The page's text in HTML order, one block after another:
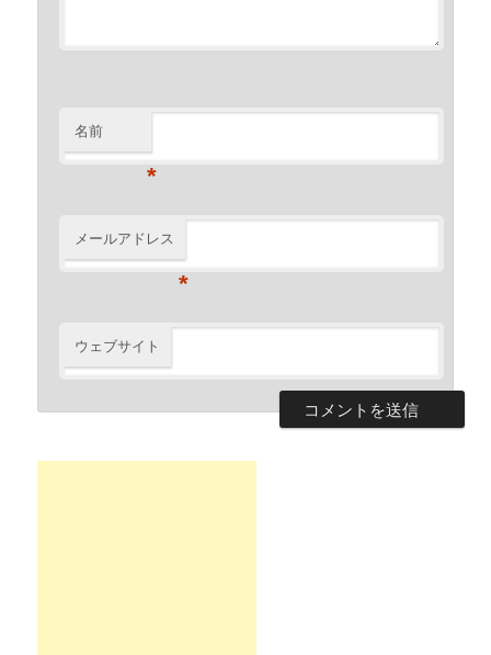
名前
*
メールアドレス
*
ウェブサイト